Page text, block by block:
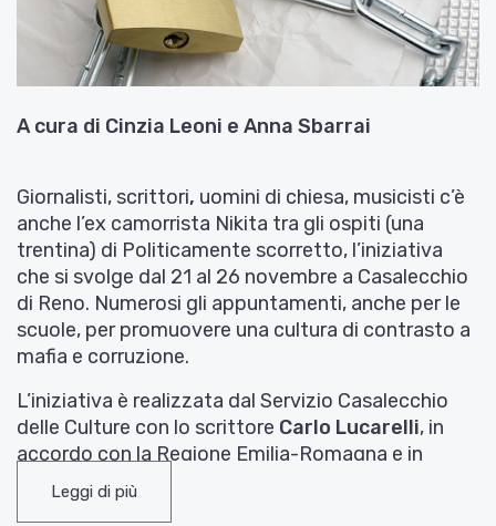
A cura di Cinzia Leoni e Anna Sbarrai
Giornalisti, scrittori, uomini di chiesa, musicisti c’è
anche l’ex camorrista Nikita tra gli ospiti (una
trentina) di Politicamente scorretto, l’iniziativa
che si svolge dal 21 al 26 novembre a Casalecchio
di Reno. Numerosi gli appuntamenti, anche per le
scuole, per promuovere una cultura di contrasto a
mafia e corruzione.
L’iniziativa è realizzata dal Servizio Casalecchio
delle Culture con lo scrittore Carlo Lucarelli, in
accordo con la Regione Emilia-Romagna e in
collaborazione con Libera e Avviso pubblico, e
propone quest’anno, alla 13a edizione, un percorso
Leggi di più